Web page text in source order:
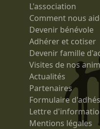
L'association
Comment nous
Devenir bénévole
Adhérer et cotiser
Devenir famille
Visites de nos
Actualités
Partenaires
Formulaire
Lettre
Mentions légales